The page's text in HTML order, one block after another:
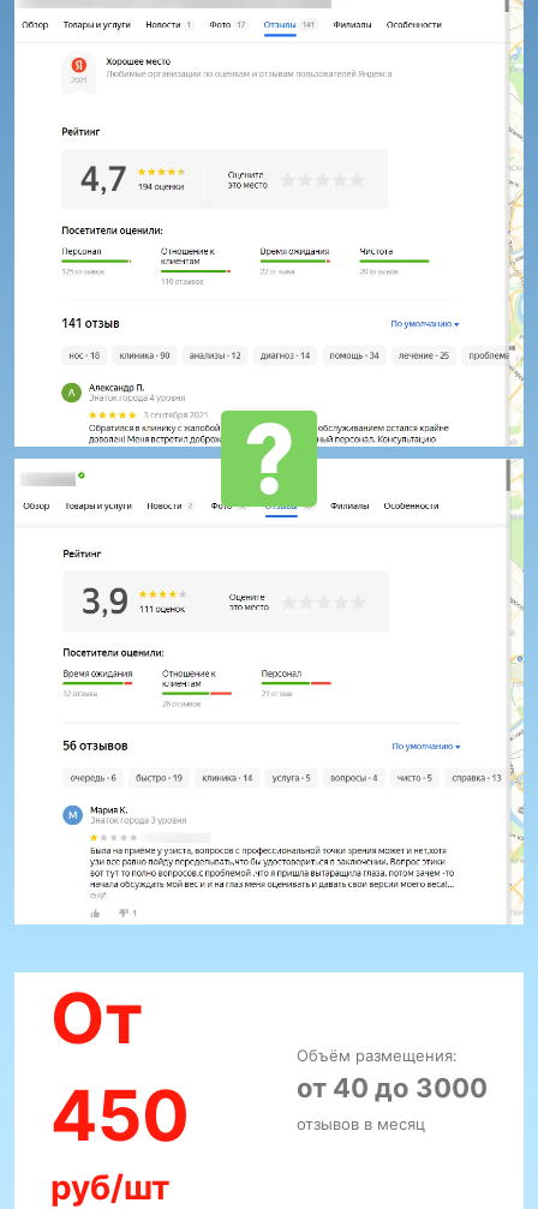
От
450
руб/шт
Объём размещения:
от 40 до 3000
отзывов в месяц